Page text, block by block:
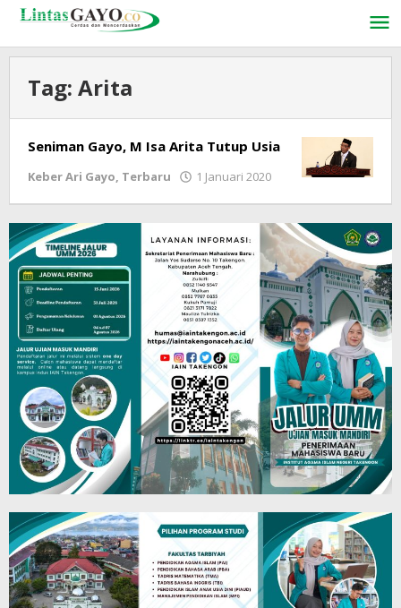
Lewati
konten
Tag: Arita
Seniman Gayo, M Isa Arita Tutup Usia
Keber Ari Gayo, Terbaru 1 Januari 2020
oleh